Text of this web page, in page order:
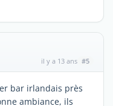
il y a 13 ans #5
bar irlandais près
ambiance, ils